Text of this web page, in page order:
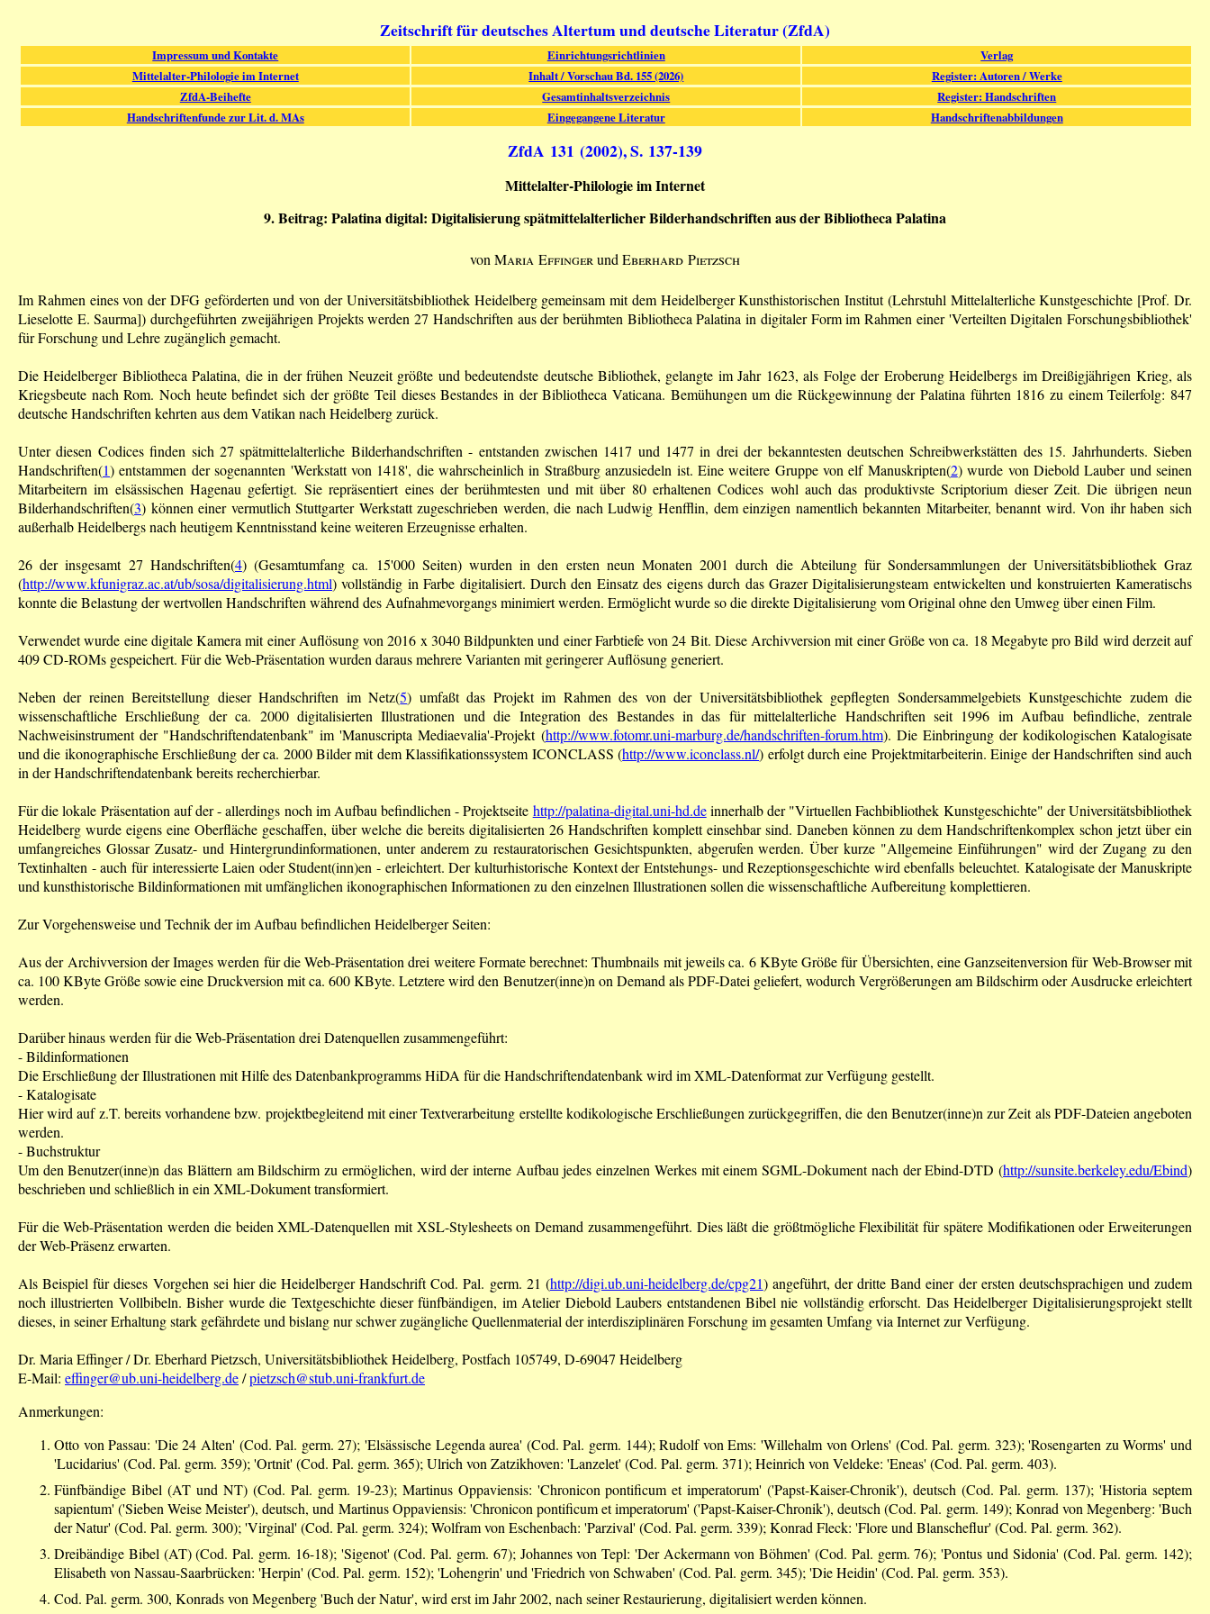
Zeitschrift für deutsches Altertum und deutsche Literatur (ZfdA)
Impressum und Kontakte Einrichtungsrichtlinien
Verlag
Mittelalter-Philologie im Internet
Inhalt / Vorschau Bd. 155 (2026)
Register: Autoren / Werke
ZfdA-Beihefte
Gesamtinhaltsverzeichnis
Register: Handschriften
Handschriftenfunde zur Lit. d. MAs
Eingegangene Literatur Handschriftenabbildungen
ZfdA 131 (2002), S. 137-139
Mittelalter-Philologie im Internet
9. Beitrag: Palatina digital: Digitalisierung spätmittelalterlicher Bilderhandschriften aus der Bibliotheca Palatina
von Maria Effinger und Eberhard Pietzsch
Im Rahmen eines von der DFG geförderten und von der Universitätsbibliothek Heidelberg gemeinsam mit dem Heidelberger Kunsthistorischen Institut (Lehrstuhl Mittelalterliche Kunstgeschichte [Prof. Dr.
Lieselotte E. Saurma]) durchgeführten zweijährigen Projekts werden 27 Handschriften aus der berühmten Bibliotheca Palatina in digitaler Form im Rahmen einer 'Verteilten Digitalen Forschungsbibliothek'
für Forschung und Lehre zugänglich gemacht.
Die Heidelberger Bibliotheca Palatina, die in der frühen Neuzeit größte und bedeutendste deutsche Bibliothek, gelangte im Jahr 1623, als Folge der Eroberung Heidelbergs im Dreißigjährigen Krieg, als
Kriegsbeute nach Rom. Noch heute befindet sich der größte Teil dieses Bestandes in der Bibliotheca Vaticana. Bemühungen um die Rückgewinnung der Palatina führten 1816 zu einem Teilerfolg: 847
deutsche Handschriften kehrten aus dem Vatikan nach Heidelberg zurück.
Unter diesen Codices finden sich 27 spätmittelalterliche Bilderhandschriften - entstanden zwischen 1417 und 1477 in drei der bekanntesten deutschen Schreibwerkstätten des 15. Jahrhunderts. Sieben
Handschriften(1) entstammen der sogenannten 'Werkstatt von 1418', die wahrscheinlich in Straßburg anzusiedeln ist. Eine weitere Gruppe von elf Manuskripten(2) wurde von Diebold Lauber und seinen
Mitarbeitern im elsässischen Hagenau gefertigt. Sie repräsentiert eines der berühmtesten und mit über 80 erhaltenen Codices wohl auch das produktivste Scriptorium dieser Zeit. Die übrigen neun
Bilderhandschriften(3) können einer vermutlich Stuttgarter Werkstatt zugeschrieben werden, die nach Ludwig Henfflin, dem einzigen namentlich bekannten Mitarbeiter, benannt wird. Von ihr haben sich
außerhalb Heidelbergs nach heutigem Kenntnisstand keine weiteren Erzeugnisse erhalten.
26 der insgesamt 27 Handschriften(4) (Gesamtumfang ca. 15'000 Seiten) wurden in den ersten neun Monaten 2001 durch die Abteilung für Sondersammlungen der Universitätsbibliothek Graz
(http://www.kfunigraz.ac.at/ub/sosa/digitalisierung.html) vollständig in Farbe digitalisiert. Durch den Einsatz des eigens durch das Grazer Digitalisierungsteam entwickelten und konstruierten Kameratischs
konnte die Belastung der wertvollen Handschriften während des Aufnahmevorgangs minimiert werden. Ermöglicht wurde so die direkte Digitalisierung vom Original ohne den Umweg über einen Film.
Verwendet wurde eine digitale Kamera mit einer Auflösung von 2016 x 3040 Bildpunkten und einer Farbtiefe von 24 Bit. Diese Archivversion mit einer Größe von ca. 18 Megabyte pro Bild wird derzeit auf
409 CD-ROMs gespeichert. Für die Web-Präsentation wurden daraus mehrere Varianten mit geringerer Auflösung generiert.
Neben der reinen Bereitstellung dieser Handschriften im Netz(5) umfaßt das Projekt im Rahmen des von der Universitätsbibliothek gepflegten Sondersammelgebiets Kunstgeschichte zudem die
wissenschaftliche Erschließung der ca. 2000 digitalisierten Illustrationen und die Integration des Bestandes in das für mittelalterliche Handschriften seit 1996 im Aufbau befindliche, zentrale
Nachweisinstrument der "Handschriftendatenbank" im 'Manuscripta Mediaevalia'-Projekt (http://www.fotomr.uni-marburg.de/handschriften-forum.htm). Die Einbringung der kodikologischen Katalogisate
und die ikonographische Erschließung der ca. 2000 Bilder mit dem Klassifikationssystem ICONCLASS (http://www.iconclass.nl/) erfolgt durch eine Projektmitarbeiterin. Einige der Handschriften sind auch
in der Handschriftendatenbank bereits recherchierbar.
Für die lokale Präsentation auf der - allerdings noch im Aufbau befindlichen - Projektseite http://palatina-digital.uni-hd.deinnerhalb der "Virtuellen Fachbibliothek Kunstgeschichte" der Universitätsbibliothek
Heidelberg wurde eigens eine Oberfläche geschaffen, über welche die bereits digitalisierten 26 Handschriften komplett einsehbar sind. Daneben können zu dem Handschriftenkomplex schon jetzt über ein
umfangreiches Glossar Zusatz- und Hintergrundinformationen, unter anderem zu restauratorischen Gesichtspunkten, abgerufen werden. Über kurze "Allgemeine Einführungen" wird der Zugang zu den
Textinhalten - auch für interessierte Laien oder Student(inn)en - erleichtert. Der kulturhistorische Kontext der Entstehungs- und Rezeptionsgeschichte wird ebenfalls beleuchtet. Katalogisate der Manuskripte
und kunsthistorische Bildinformationen mit umfänglichen ikonographischen Informationen zu den einzelnen Illustrationen sollen die wissenschaftliche Aufbereitung komplettieren.
Zur Vorgehensweise und Technik der im Aufbau befindlichen Heidelberger Seiten:
Aus der Archivversion der Images werden für die Web-Präsentation drei weitere Formate berechnet: Thumbnails mit jeweils ca. 6 KByte Größe für Übersichten, eine Ganzseitenversion für Web-Browser mit
ca. 100 KByte Größe sowie eine Druckversion mit ca. 600 KByte. Letztere wird den Benutzer(inne)n on Demand als PDF-Datei geliefert, wodurch Vergrößerungen am Bildschirm oder Ausdrucke erleichtert
werden.
Darüber hinaus werden für die Web-Präsentation drei Datenquellen zusammengeführt:
- Bildinformationen
Die Erschließung der Illustrationen mit Hilfe des Datenbankprogramms HiDA für die Handschriftendatenbank wird im XML-Datenformat zur Verfügung gestellt.
- Katalogisate
Hier wird auf z.T. bereits vorhandene bzw. projektbegleitend mit einer Textverarbeitung erstellte kodikologische Erschließungen zurückgegriffen, die den Benutzer(inne)n zur Zeit als PDF-Dateien angeboten
werden.
- Buchstruktur
Um den Benutzer(inne)n das Blättern am Bildschirm zu ermöglichen, wird der interne Aufbau jedes einzelnen Werkes mit einem SGML-Dokument nach der Ebind-DTD (http://sunsite.berkeley.edu/Ebind)
beschrieben und schließlich in ein XML-Dokument transformiert.
Für die Web-Präsentation werden die beiden XML-Datenquellen mit XSL-Stylesheets on Demand zusammengeführt. Dies läßt die größtmögliche Flexibilität für spätere Modifikationen oder Erweiterungen
der Web-Präsenz erwarten.
Als Beispiel für dieses Vorgehen sei hier die Heidelberger Handschrift Cod. Pal. germ. 21 (http://digi.ub.uni-heidelberg.de/cpg21) angeführt, der dritte Band einer der ersten deutschsprachigen und zudem
noch illustrierten Vollbibeln. Bisher wurde die Textgeschichte dieser fünfbändigen, im Atelier Diebold Laubers entstandenen Bibel nie vollständig erforscht. Das Heidelberger Digitalisierungsprojekt stellt
dieses, in seiner Erhaltung stark gefährdete und bislang nur schwer zugängliche Quellenmaterial der interdisziplinären Forschung im gesamten Umfang via Internet zur Verfügung.
Dr. Maria Effinger / Dr. Eberhard Pietzsch, Universitätsbibliothek Heidelberg, Postfach 105749, D-69047 Heidelberg
E-Mail: effinger@ub.uni-heidelberg.de/pietzsch@stub.uni-frankfurt.de
Anmerkungen:
Otto von Passau: 'Die 24 Alten' (Cod. Pal. germ. 27); 'Elsässische Legenda aurea' (Cod. Pal. germ. 144); Rudolf von Ems: 'Willehalm von Orlens' (Cod. Pal. germ. 323); 'Rosengarten zu Worms' und
'Lucidarius' (Cod. Pal. germ. 359); 'Ortnit' (Cod. Pal. germ. 365); Ulrich von Zatzikhoven: 'Lanzelet' (Cod. Pal. germ. 371); Heinrich von Veldeke: 'Eneas' (Cod. Pal. germ. 403).
Fünfbändige Bibel (AT und NT) (Cod. Pal. germ. 19-23); Martinus Oppaviensis: 'Chronicon pontificum et imperatorum' ('Papst-Kaiser-Chronik'), deutsch (Cod. Pal. germ. 137); 'Historia septem
sapientum' ('Sieben Weise Meister'), deutsch, und Martinus Oppaviensis: 'Chronicon pontificum et imperatorum' ('Papst-Kaiser-Chronik'), deutsch (Cod. Pal. germ. 149); Konrad von Megenberg: 'Buch
der Natur' (Cod. Pal. germ. 300); 'Virginal' (Cod. Pal. germ. 324); Wolfram von Eschenbach: 'Parzival' (Cod. Pal. germ. 339); Konrad Fleck: 'Flore und Blanscheflur' (Cod. Pal. germ. 362).
Dreibändige Bibel (AT) (Cod. Pal. germ. 16-18); 'Sigenot' (Cod. Pal. germ. 67); Johannes von Tepl: 'Der Ackermann von Böhmen' (Cod. Pal. germ. 76); 'Pontus und Sidonia' (Cod. Pal. germ. 142);
Elisabeth von Nassau-Saarbrücken: 'Herpin' (Cod. Pal. germ. 152); 'Lohengrin' und 'Friedrich von Schwaben' (Cod. Pal. germ. 345); 'Die Heidin' (Cod. Pal. germ. 353).
Cod. Pal. germ. 300, Konrads von Megenberg 'Buch der Natur', wird erst im Jahr 2002, nach seiner Restaurierung, digitalisiert werden können.